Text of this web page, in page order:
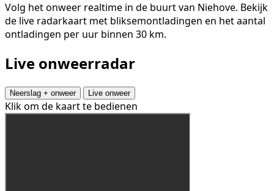
Volg het onweer realtime in de buurt van Niehove. Bekijk
de live radarkaart met bliksemontladingen en het aantal
ontladingen per uur binnen 30 km.
Live onweerradar
Neerslag + onweer Live onweer
Klik om de kaart te bedienen